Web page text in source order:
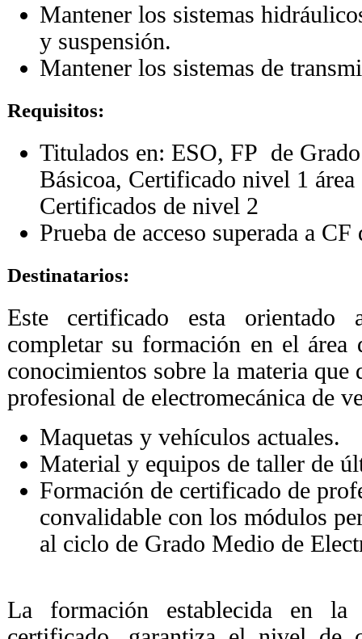
Mantener los sistemas
y suspensión.
Mantener los sistemas de
Requisitos:
Titulados en: ESO, FP de
Básicoa, Certificado nivel 1 área
Certificados de nivel 2
Prueba de acceso superada a
Destinatarios:
Este certificado esta orientado
completar su formación en el área
conocimientos sobre la materia que
profesional de electromecánica de
Maquetas y vehículos actuales.
Material y equipos de taller de
Formación de certificado de
convalidable con los módulos
al ciclo de Grado Medio de
La formación establecida en